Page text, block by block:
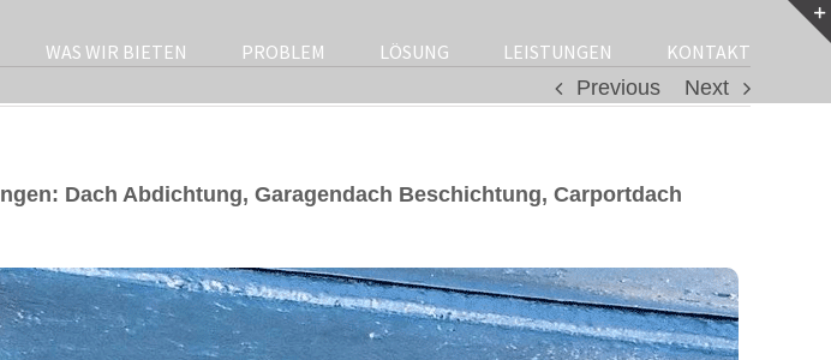
WAS WIR BIETEN PROBLEM LÖSUNG LEISTUNGEN
KONTAKT
Previous
Next
Dach Abdichtung, Garagendach Beschichtung, Carportdach